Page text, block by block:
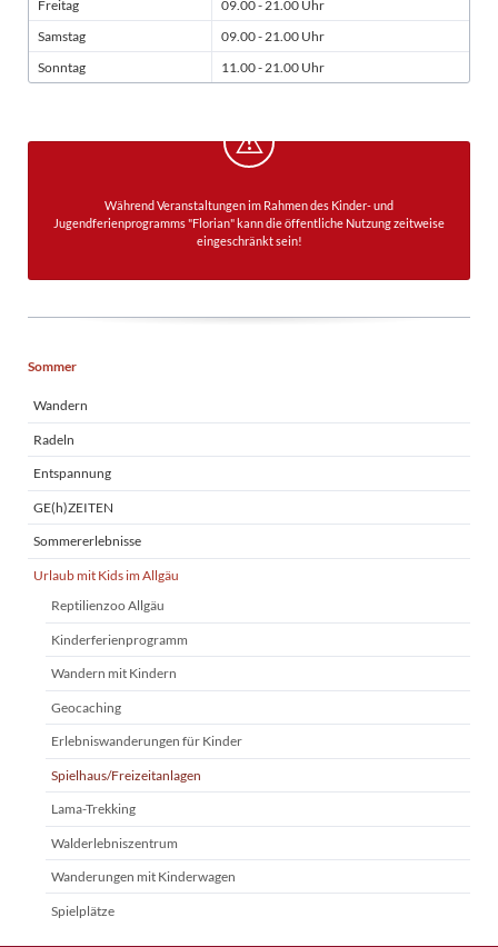
Freitag
09.00 - 21.00 Uhr
Samstag
09.00 - 21.00 Uhr
Sonntag
11.00 - 21.00 Uhr
Während Veranstaltungen im Rahmen des Kinder- und
Jugendferienprogramms "Florian" kann die öffentliche Nutzung zeitweise
eingeschränkt sein!
Navigation
Sommer
Wandern
Radeln
Entspannung
GE(h)ZEITEN
Sommererlebnisse
Urlaub mit Kids im Allgäu
Reptilienzoo Allgäu
Kinderferienprogramm
Wandern mit Kindern
Geocaching
Erlebniswanderungen für Kinder
Spielhaus/Freizeitanlagen
Lama-Trekking
Walderlebniszentrum
Wanderungen mit Kinderwagen
Spielplätze